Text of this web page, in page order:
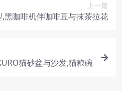
上一篇
黑咖啡机伴咖啡豆与抹茶拉花
猫砂盆与沙发,猫粮碗